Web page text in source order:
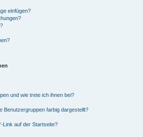
einfügen?
und wie trete ich ihnen bei?
Benutzergruppen farbig dargestellt?
Link auf der Startseite?